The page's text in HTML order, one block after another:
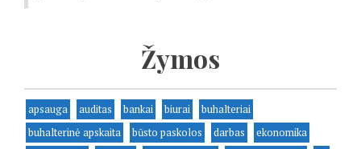
Žymos
apsauga auditas bankai biurai
buhalteriai
buhalterinė apskaita
būsto paskolos darbas
ekonomika